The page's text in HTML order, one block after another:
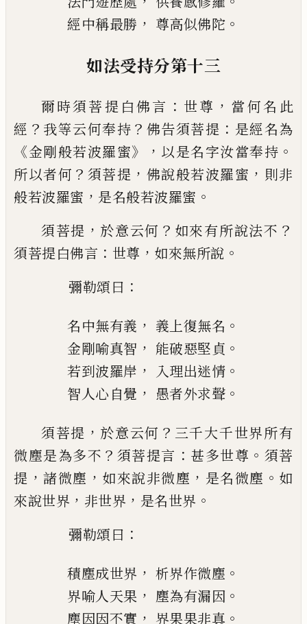
經中稱最勝 ， 尊高似佛陀 。
如法受持分第十三
爾時須菩提白佛言 ： 世尊 ， 當何名此
經 ？ 我等云何奉持 ？ 佛告須菩提 ： 是經名為
《金剛般若波羅蜜》， 以是名字汝當奉持 。
所以者何 ？ 須菩提 ， 佛說般若波羅蜜 ， 則非
般若波羅蜜 ， 是名般若波羅蜜 。
須菩提 ， 於意云何 ？ 如來有所說法不 ？
須菩提白佛言 ： 世尊 ， 如來無所說 。
彌勒頌曰 ：
名中無有義 ， 義上復無名 。
金剛喻真智 ， 能破惡堅 貞 。
若到波羅岸 ， 入理出迷情 。
智人心自覺 ， 愚者外求聲 。
須菩提 ， 於意云何 ？ 三千大千世界所有
微塵是為多不 ？ 須菩提言 ： 甚多世尊 。 須菩
提 ， 諸微塵 ， 如來說非微塵 ， 是名微塵 。 如
來說世界 ， 非世界 ， 是名世界 。
彌勒頌曰 ：
積塵成世界 ， 析界作微塵 。
界喻人天果 ， 塵為有漏因 。
塵因因不實 ， 界果果非真 。